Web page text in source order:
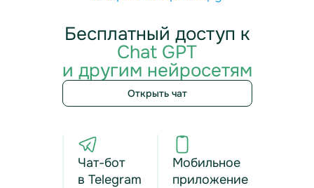
Бесплатный доступ к
Chat GPT
и другим нейросетям
Открыть чат
Чат-бот
в Telegram
Мобильное
приложение